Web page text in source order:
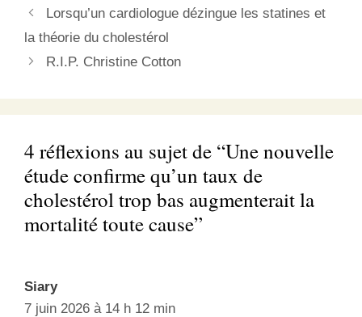
9 615 patients provenant
Lorsqu’un cardiologue dézingue les statines et
la théorie du cholestérol
R.I.P. Christine Cotton
4 réflexions au sujet de “Une nouvelle
étude confirme qu’un taux de
cholestérol trop bas augmenterait la
mortalité toute cause”
Siary
7 juin 2026 à 14 h 12 min